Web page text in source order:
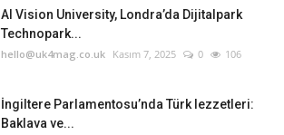
AI Vision University, Londra’da Dijitalpark
Technopark...
hello@uk4mag.co.uk Kasım 7, 2025 0 106
İngiltere Parlamentosu’nda Türk lezzetleri:
Baklava ve...